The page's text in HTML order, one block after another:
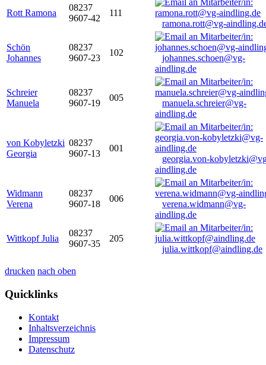
Rott Ramona
08237
9607-42
111
ramona.rott@vg-
Schön
Johannes
08237
9607-23
102
johannes.schoen@vg-
aindling.de
Schreier
Manuela
08237
9607-19
005
manuela.schreier@vg-
aindling.de
von Kobyletzki
Georgia
08237
9607-13
001
georgia.von-
aindling.de
Widmann
Verena
08237
9607-18
006
verena.widmann@vg-
aindling.de
Wittkopf Julia
08237
9607-35
205
julia.wittkopf@aindling.de
drucken nach oben
Quicklinks
Kontakt
Inhaltsverzeichnis
Impressum
Datenschutz